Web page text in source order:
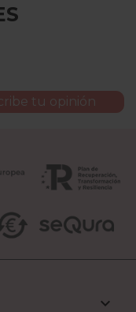
tu opinión
